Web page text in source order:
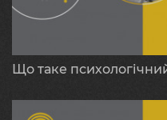
Що таке